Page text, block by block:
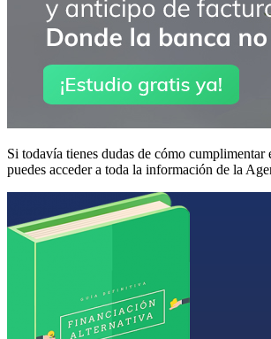
Si todavía tienes dudas de cómo cumplimentar
puedes acceder a toda la información de la